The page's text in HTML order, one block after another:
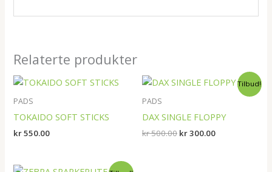
Relaterte produkter
PADS
TOKAIDO SOFT STICKS
kr550.00
Tilbud!
PADS
DAX SINGLE FLOPPY
kr500.00
Opprinnelig
kr300.00
Nåværende
OpprinneligNåværende